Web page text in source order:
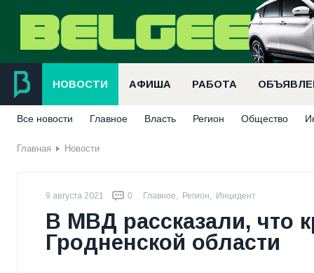
НОВОСТИ АФИША РАБОТА
Все новости Главное Власть Регион Общество
Главная Новости
9 августа 2021 0 Главное, Регион, Инцидент
В МВД рассказали, что
Гродненской области